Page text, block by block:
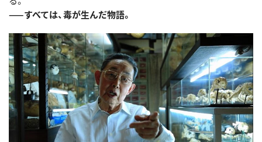
——すべては、毒が生んだ物語。